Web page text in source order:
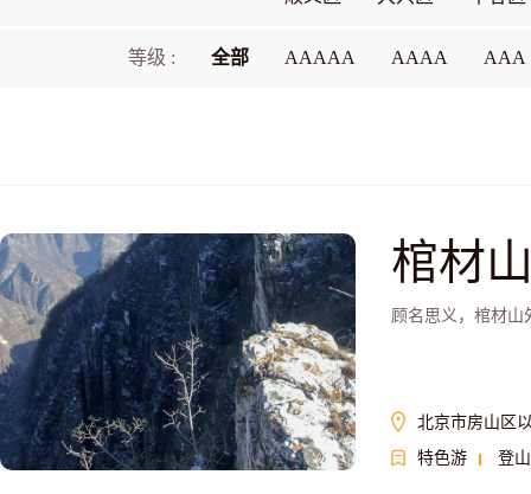
等级 : 全部 AAAAA AAAA AAA
棺材
顾名思义，棺材山
北京市房山区
特色游
登山